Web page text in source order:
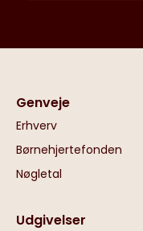
Genveje
Erhverv
Børnehjertefonden
Nøgletal
Udgivelser